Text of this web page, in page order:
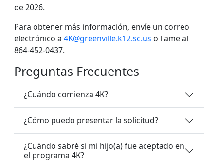
de 2026.
Para obtener más información, envíe un correo
electrónico a 4K@greenville.k12.sc.us o llame al
864-452-0437.
Preguntas Frecuentes
¿Cuándo comienza 4K?
¿Cómo puedo presentar la solicitud?
¿Cuándo sabré si mi hijo(a) fue aceptado en
el programa 4K?